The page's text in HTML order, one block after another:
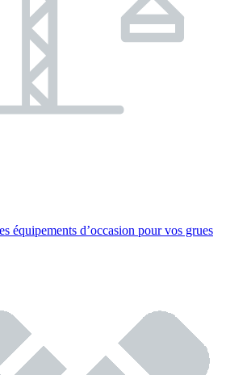
équipements d’occasion pour vos grues